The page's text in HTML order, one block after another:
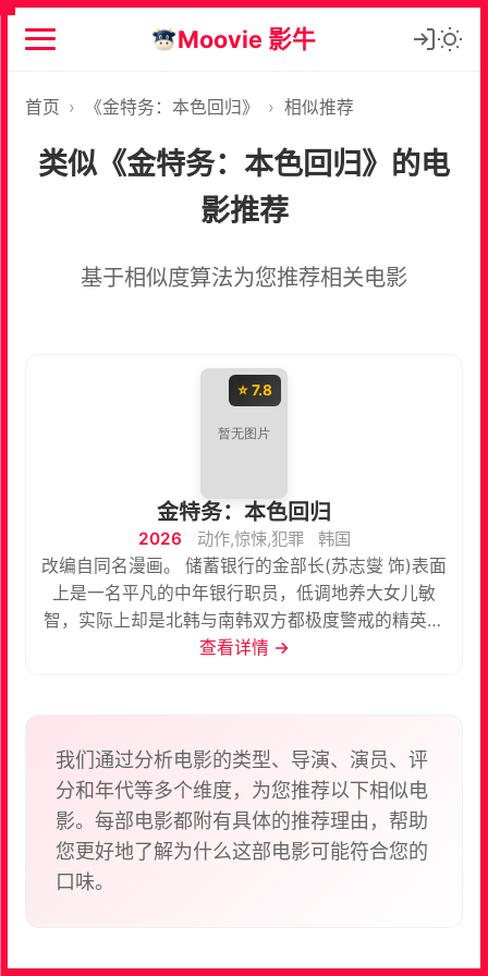
Moovie 影牛
首页 › 《金特务：本色回归》 › 相似推荐
类似《金特务：本色回归》的电
影推荐
基于相似度算法为您推荐相关电影
⭐ 7.8
金特务：本色回归
2026 动作,惊悚,犯罪
韩国
改编自同名漫画。 储蓄银行的金部长(苏志燮 饰)表面
上是一名平凡的中年银行职员，低调地养大女儿敏
智，实际上却是北韩与南韩双方都极度警戒的精英秘
密特工。妻子难产过世后，他刻意收起一身杀伐气
南北韩情报部与财阀黑势力的硬派救援行动。
查看详情 →
我们通过分析电影的类型、导演、演员、评
分和年代等多个维度，为您推荐以下相似电
影。每部电影都附有具体的推荐理由，帮助
您更好地了解为什么这部电影可能符合您的
口味。